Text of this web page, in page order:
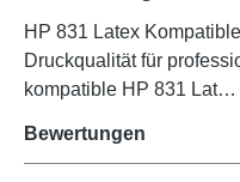
HP 831 Latex
Druckqualität für
kompatible HP 831 Lat…
Bewertungen